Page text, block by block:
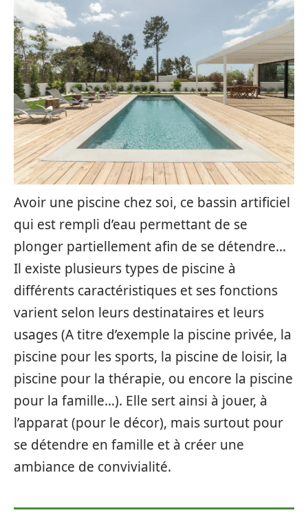
Avoir une piscine chez soi, ce bassin artificiel
qui est rempli d’eau permettant de se
plonger partiellement afin de se détendre…
Il existe plusieurs types de piscine à
différents caractéristiques et ses fonctions
varient selon leurs destinataires et leurs
usages (A titre d’exemple la piscine privée, la
piscine pour les sports, la piscine de loisir, la
piscine pour la thérapie, ou encore la piscine
pour la famille…). Elle sert ainsi à jouer, à
l’apparat (pour le décor), mais surtout pour
se détendre en famille et à créer une
ambiance de convivialité.